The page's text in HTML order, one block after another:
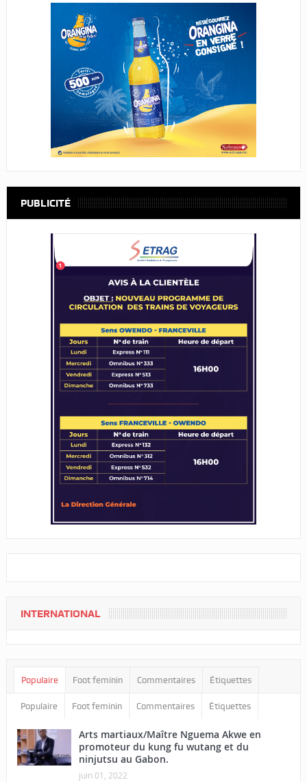
PUBLICITÉ
INTERNATIONAL
Populaire Foot feminin Commentaires Étiquettes
Populaire Foot feminin Commentaires Étiquettes
Arts martiaux/Maître Nguema Akwe en
promoteur du kung fu wutang et du
ninjutsu au Gabon.
juin 01, 2022